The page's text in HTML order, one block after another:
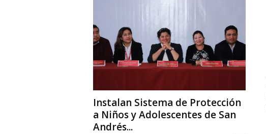
Instalan Sistema de Protección
a Niños y Adolescentes de San
Andrés...